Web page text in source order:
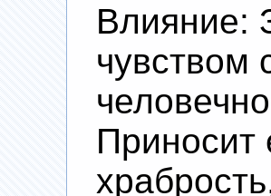
Влияние:
чувством
Приносит